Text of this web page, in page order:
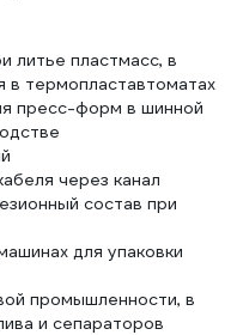
литье пластмасс, в
в термопластавтоматах
пресс-форм в шинной
через канал
состав при
для упаковки
промышленности, в
и сепараторов